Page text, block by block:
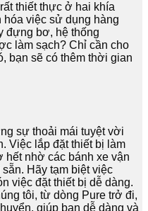
thiết thực ở hai khía
việc sử dụng hàng
đựng bơ, hệ thống
làm sạch? Chỉ cần cho
bạn sẽ có thêm thời gian
sự thoải mái tuyệt vời
Việc lắp đặt thiết bị làm
hết nhờ các bánh xe vận
Hãy tạm biệt việc
việc đặt thiết bị dễ dàng.
tôi, từ dòng Pure trở đi,
giúp bạn dễ dàng và